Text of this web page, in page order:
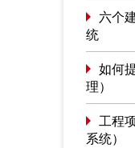
六个
统
如何
理）
工程
系统）